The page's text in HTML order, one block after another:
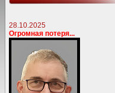
28.10.2025
Огромная потеря...